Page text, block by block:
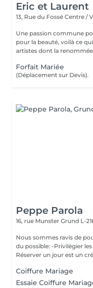
Eric et Laurent
13, Rue du Fossé Centre /
Une passion commune
pour la beauté, voilà ce
artistes dont la renommée
Forfait Mariée
(Déplacement sur Devis).
Peppe Parola
16, rue Munster Grund L-
Nous sommes ravis de pouvoir
du possible: -Privilégier
Réserver un jour est un
Coiffure Mariage
Essaie Coiffure